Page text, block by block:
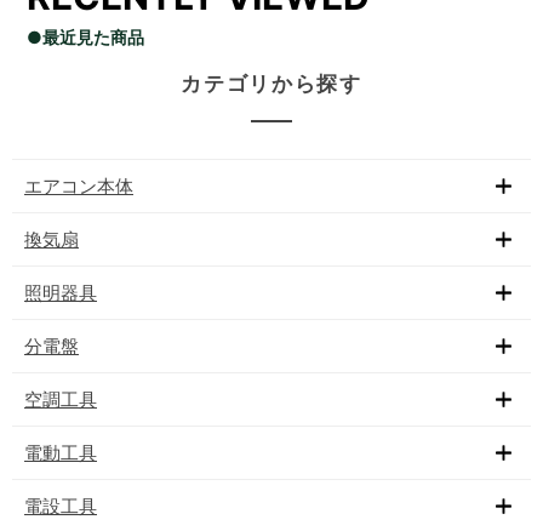
●最近見た商品
カテゴリから探す
エアコン本体
換気扇
照明器具
分電盤
空調工具
電動工具
電設工具